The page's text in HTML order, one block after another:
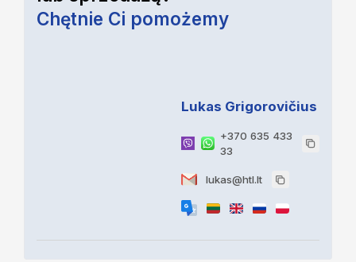
Chętnie Ci pomożemy
Lukas Grigorovičius
+370 635 433
33
lukas@htl.lt